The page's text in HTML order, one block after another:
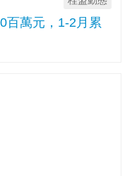
百萬元，1-2月累